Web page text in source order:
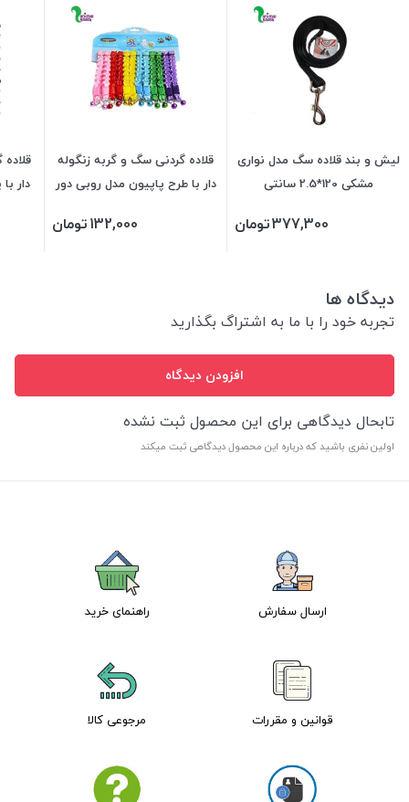
لیش و بند قلاده سگ مدل نواری
مشکی 120*2.5 سانتی
377,300تومان
قلاده گردنی سگ و گربه زنگوله
دار با طرح پاپیون مدل روبی دور
132,000تومان
دیدگاه ها
تجربه خود را با ما به اشتراگ بگذارید
افزودن دیدگاه
تابحال دیدگاهی برای این محصول ثبت نشده
اولین نفری باشید که درباره این محصول دیدگاهی ثبت میکند
ارسال سفارش راهنمای خرید
قوانین و مقررات مرجوعی کالا